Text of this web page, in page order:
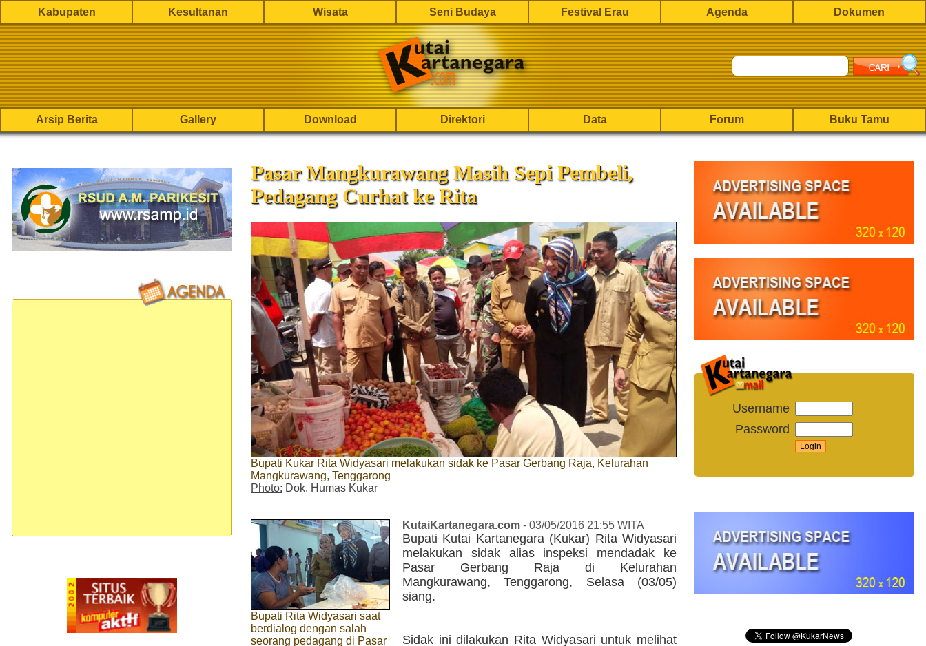
Kabupaten Kesultanan Wisata Seni Budaya Festival Erau Agenda Dokumen
Arsip Berita Gallery Download Direktori Data Forum Buku Tamu
Pasar Mangkurawang Masih Sepi Pembeli,
Pedagang Curhat ke Rita
Bupati Kukar Rita Widyasari melakukan sidak ke Pasar Gerbang Raja, Kelurahan
Mangkurawang, Tenggarong
Photo: Dok. Humas Kukar
Bupati Rita Widyasari saat
berdialog dengan salah
seorang pedagang di Pasar
KutaiKartanegara.com - 03/05/2016 21:55 WITA
Bupati Kutai Kartanegara (Kukar) Rita Widyasari
melakukan sidak alias inspeksi mendadak ke
Pasar Gerbang Raja di Kelurahan
Mangkurawang, Tenggarong, Selasa (03/05)
siang.
Sidak ini dilakukan Rita Widyasari untuk melihat
Username
Password